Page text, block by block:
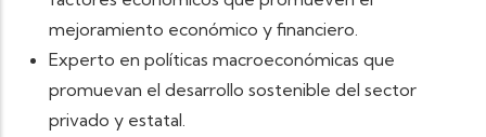
mejoramiento económico y financiero.
Experto en políticas macroeconómicas que
promuevan el desarrollo sostenible del sector
privado y estatal.